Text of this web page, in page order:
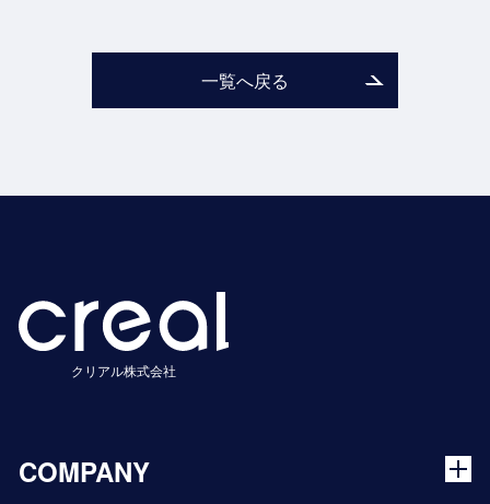
一覧へ戻る
クリアル株式会社
COMPANY